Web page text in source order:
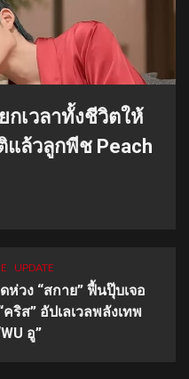
กเวลาทั้งชีวิตให้
แล้วลูกพีช Peach
UPDATE
ห่วง “สกาย” ฟื้นปุ๊บเจอ
ริส” อัปเลเวลพลังเทพ
อู”